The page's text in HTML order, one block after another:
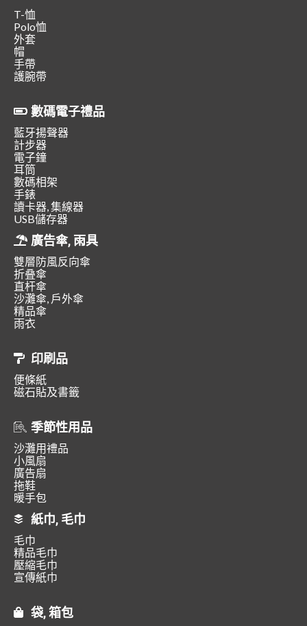
T-恤
Polo恤
外套
帽
手帶
護腕帶
數碼電子禮品
藍牙揚聲器
計步器
電子鐘
耳筒
數碼相架
手錶
讀卡器, 集線器
USB儲存器
廣告傘, 雨具
雙層防風反向傘
折叠傘
直杆傘
沙灘傘, 戶外傘
精品傘
雨衣
印刷品
便條紙
磁石貼及書籤
季節性用品
沙灘用禮品
小風扇
廣告扇
拖鞋
暖手包
紙巾, 毛巾
毛巾
精品毛巾
壓縮毛巾
宣傳紙巾
袋, 箱包